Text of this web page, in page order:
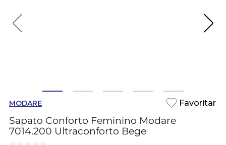
MODARE
Sapato Conforto Feminino Modare
7014.200 Ultraconforto Bege